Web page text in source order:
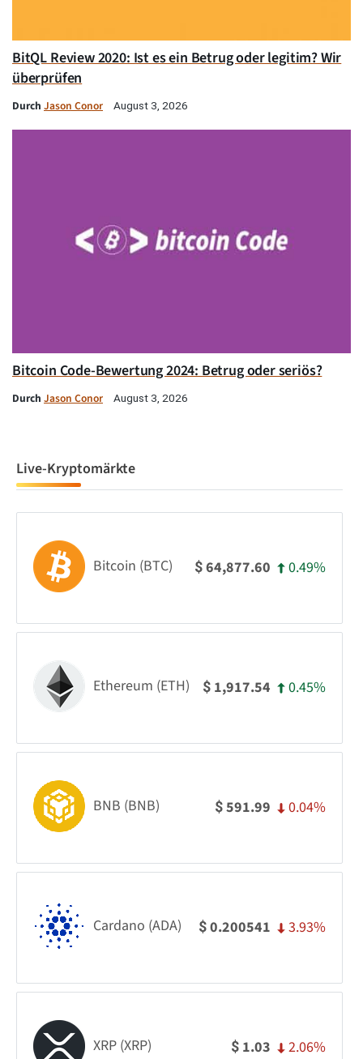
BitQL Review 2020: Ist es ein Betrug oder legitim? Wir
überprüfen
Durch Jason Conor August 3, 2026
Bitcoin Code-Bewertung 2024: Betrug oder seriös?
Durch Jason Conor August 3, 2026
Live-Kryptomärkte
Bitcoin (BTC) $64,877.60 0.49%
Ethereum (ETH) $ 1,917.54 0.45%
BNB (BNB) $591.99 0.04%
Cardano (ADA) $0.200541 3.93%
XRP (XRP) $ 1.03 2.06%